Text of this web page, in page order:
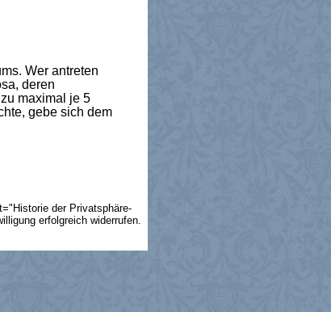
Wer antreten
deren
maximal je 5
gebe sich dem
der Privatsphäre-
erfolgreich widerrufen.